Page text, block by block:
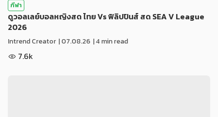
กีฬา
ดูวอลเลย์บอลหญิงสด ไทย Vs ฟิลิปปินส์ สด SEA V League
2026
Intrend Creator |07.08.26 | 4 min read
7.6k